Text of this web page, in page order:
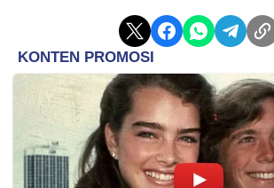
"Disclaimer, informasi ini mengutamakan
hasil pengolahan data belum stabil dan
kelengkapan data," tulis BMKG.(*)